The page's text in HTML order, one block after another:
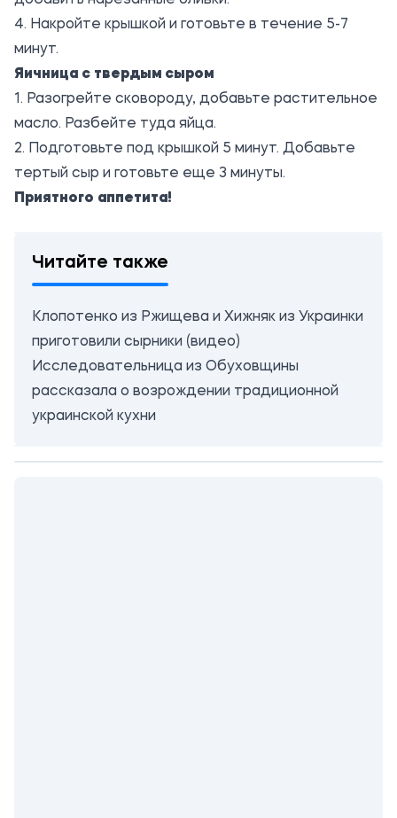
4. Накройте крышкой и готовьте в течение 5-7
минут.
Яичница с твердым сыром
1. Разогрейте сковороду, добавьте растительное
масло. Разбейте туда яйца.
2. Подготовьте под крышкой 5 минут. Добавьте
тертый сыр и готовьте еще 3 минуты.
Приятного аппетита!
Читайте также
Клопотенко из Ржищева и Хижняк из Украинки
приготовили сырники (видео)
Исследовательница из Обуховщины
рассказала о возрождении традиционной
украинской кухни